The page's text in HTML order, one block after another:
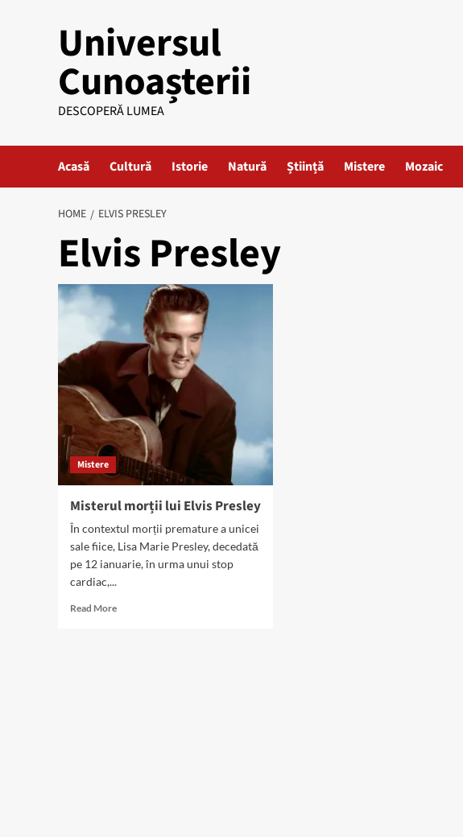
Universul
Cunoașterii
DESCOPERĂ LUMEA
Acasă Cultură Istorie Natură Știință Mistere Mozaic
HOME ELVIS PRESLEY
Elvis Presley
Mistere
Misterul morții lui Elvis Presley
În contextul morții premature a unicei
sale fiice, Lisa Marie Presley, decedată
pe 12 ianuarie, în urma unui stop
cardiac,...
Read MoreRead